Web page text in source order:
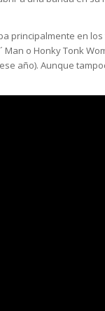
principalmente en
Man o Honky Tonk
año). Aunque